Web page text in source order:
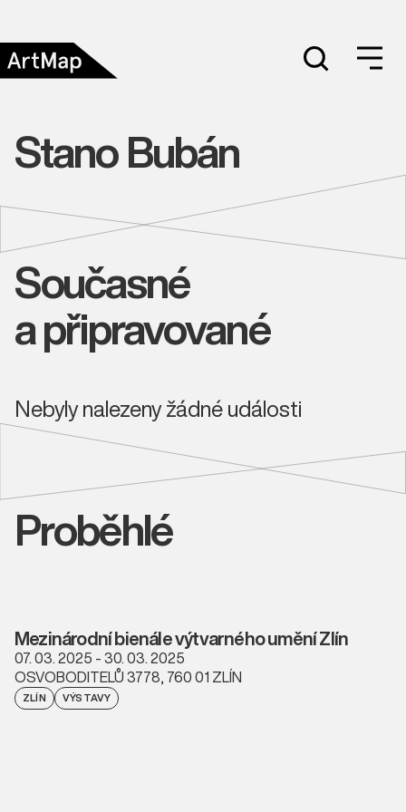
Stano Bubán
Současné
a připravované
Nebyly nalezeny žádné události
Proběhlé
Mezinárodní bienále výtvarného umění Zlín
07. 03. 2025 - 30. 03. 2025
OSVOBODITELŮ 3778, 760 01 ZLÍN
ZLÍN VÝSTAVY